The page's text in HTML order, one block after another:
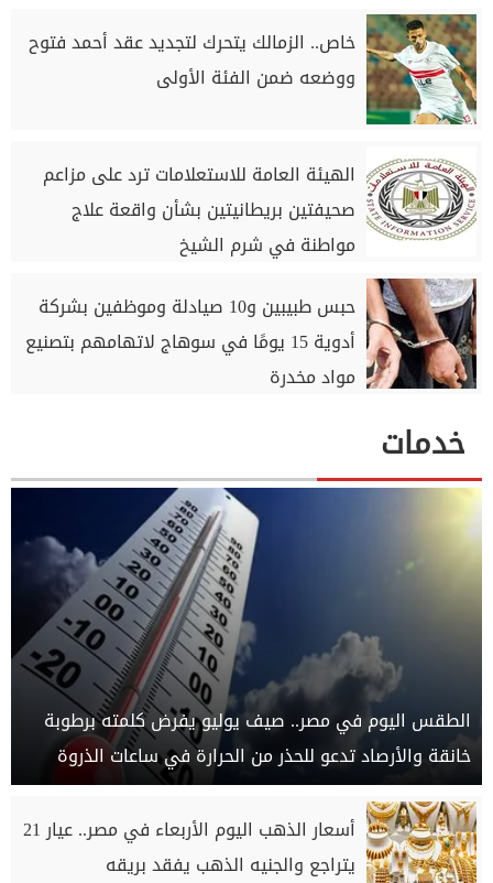
خاص.. الزمالك يتحرك لتجديد عقد أحمد فتوح
ووضعه ضمن الفئة الأولى
الهيئة العامة للاستعلامات ترد على مزاعم
صحيفتين بريطانيتين بشأن واقعة علاج
مواطنة في شرم الشيخ
حبس طبيبين و10 صيادلة وموظفين بشركة
أدوية 15 يومًا في سوهاج لاتهامهم بتصنيع
مواد مخدرة
خدمات
الطقس اليوم في مصر.. صيف يوليو يفرض كلمته برطوبة
خانقة والأرصاد تدعو للحذر من الحرارة في ساعات الذروة
أسعار الذهب اليوم الأربعاء في مصر.. عيار 21
يتراجع والجنيه الذهب يفقد بريقه